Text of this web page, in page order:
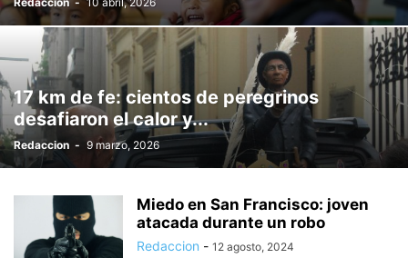
17 km de fe: cientos de peregrinos
desafiaron el calor y...
Redaccion - 9 marzo, 2026
Miedo en San Francisco: joven
atacada durante un robo
Redaccion - 12 agosto, 2024